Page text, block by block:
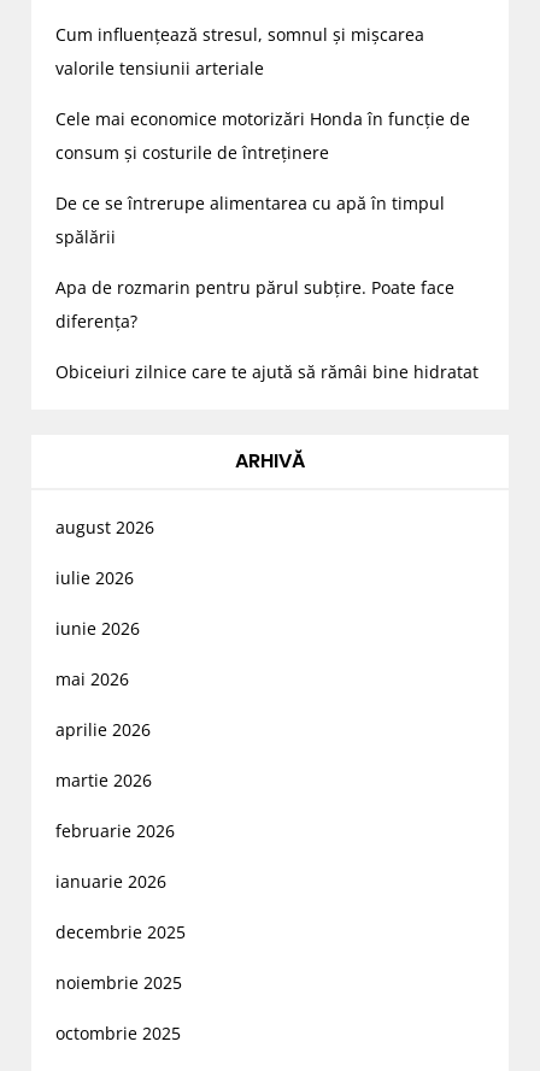
Cum influențează stresul, somnul și mișcarea
valorile tensiunii arteriale
Cele mai economice motorizări Honda în funcție de
consum și costurile de întreținere
De ce se întrerupe alimentarea cu apă în timpul
spălării
Apa de rozmarin pentru părul subțire. Poate face
diferența?
Obiceiuri zilnice care te ajută să rămâi bine hidratat
ARHIVĂ
august 2026
iulie 2026
iunie 2026
mai 2026
aprilie 2026
martie 2026
februarie 2026
ianuarie 2026
decembrie 2025
noiembrie 2025
octombrie 2025